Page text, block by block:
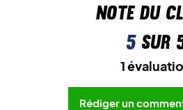
Note du
5sur
1
Rédiger un